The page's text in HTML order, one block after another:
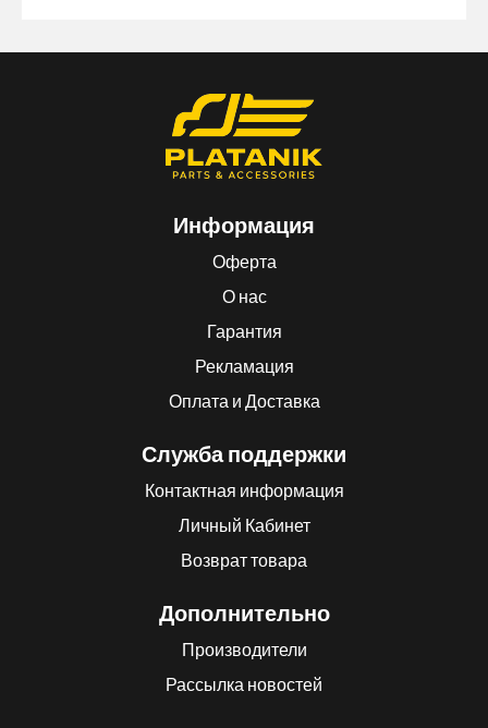
Информация
Оферта
О нас
Гарантия
Рекламация
Оплата и Доставка
Служба поддержки
Контактная информация
Личный Кабинет
Возврат товара
Дополнительно
Производители
Рассылка новостей